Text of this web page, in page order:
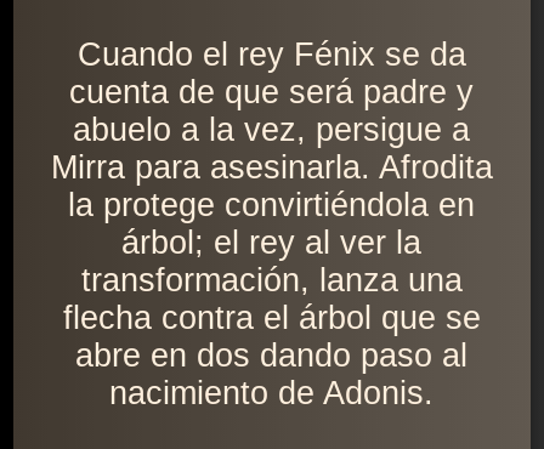
Cuando el rey Fénix se da
cuenta de que será padre y
abuelo a la vez, persigue a
Mirra para asesinarla. Afrodita
la protege convirtiéndola en
árbol; el rey al ver la
transformación, lanza una
flecha contra el árbol que se
abre en dos dando paso al
nacimiento de Adonis.